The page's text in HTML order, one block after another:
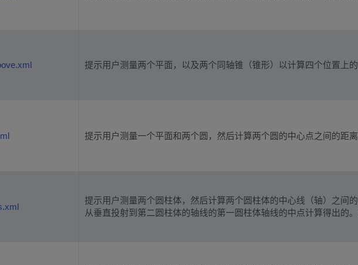
提示用户测量两个平面，以及两个同轴锥（锥形）以计算四个位置上
提示用户测量一个平面和两个圆，然后计算两个圆的中心点之间的距离
提示用户测量两个圆柱体，然后计算两个圆柱体的中心线（轴）之间
从垂直投射到第二圆柱体的轴线的第一圆柱体轴线的中点计算得出的